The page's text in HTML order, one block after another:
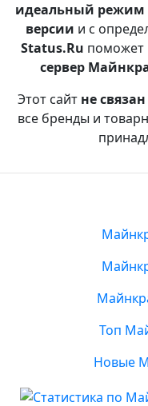
идеальный режим
версии и с
Status.Ru поможет
сервер
Этот сайт не
все бренды и
Топ
Новые